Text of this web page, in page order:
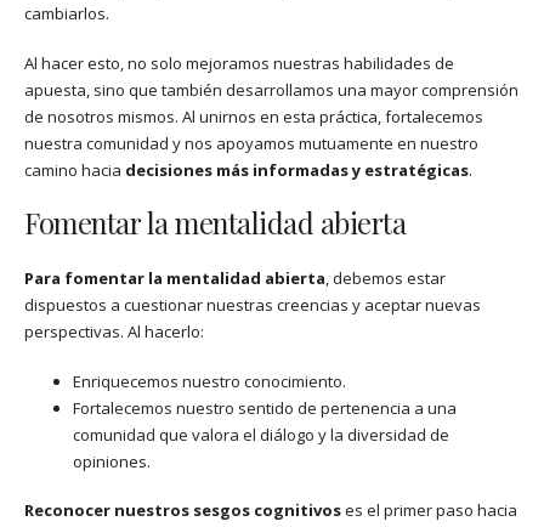
cambiarlos.
Al hacer esto, no solo mejoramos nuestras habilidades de
apuesta, sino que también desarrollamos una mayor comprensión
de nosotros mismos. Al unirnos en esta práctica, fortalecemos
nuestra comunidad y nos apoyamos mutuamente en nuestro
camino hacia decisiones más informadas y estratégicas.
Fomentar la mentalidad abierta
Para fomentar la mentalidad abierta, debemos estar
dispuestos a cuestionar nuestras creencias y aceptar nuevas
perspectivas. Al hacerlo:
Enriquecemos nuestro conocimiento.
Fortalecemos nuestro sentido de pertenencia a una
comunidad que valora el diálogo y la diversidad de
opiniones.
Reconocer nuestros sesgos cognitivoses el primer paso hacia